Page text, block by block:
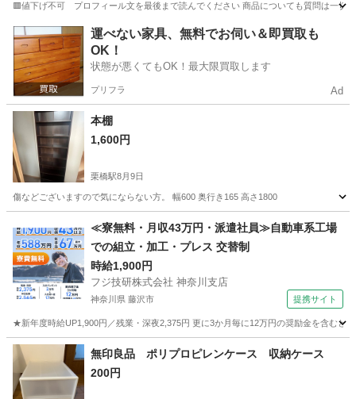
🟥値下げ不可 プロフィール文を最後まで読んでください 商品についても質問は一切
埼玉 熊谷市 上熊谷駅 ミラー/鏡 ミラー
運べない家具、無料でお伺い＆即買取も
OK！
状態が悪くてもOK！最大限買取します
プリフラ Ad
本棚
1,600円
栗橋駅8月9日
傷などございますので気にならない方。 幅600 奥行き165 高さ1800
栗橋駅 収納家具 奥行き
≪寮無料・月収43万円・派遣社員≫自動車系工場
での組立・加工・プレス 交替制
時給1,900円
フジ技研株式会社 神奈川支店
神奈川県 藤沢市 提携サイト
★新年度時給UP1,900円／残業・深夜2,375円 更に3か月毎に12万円の奨励金を含む
神奈川 藤沢市 その他
無印良品 ポリプロピレンケース 収納ケース
200円